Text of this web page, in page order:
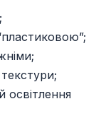
освітлення